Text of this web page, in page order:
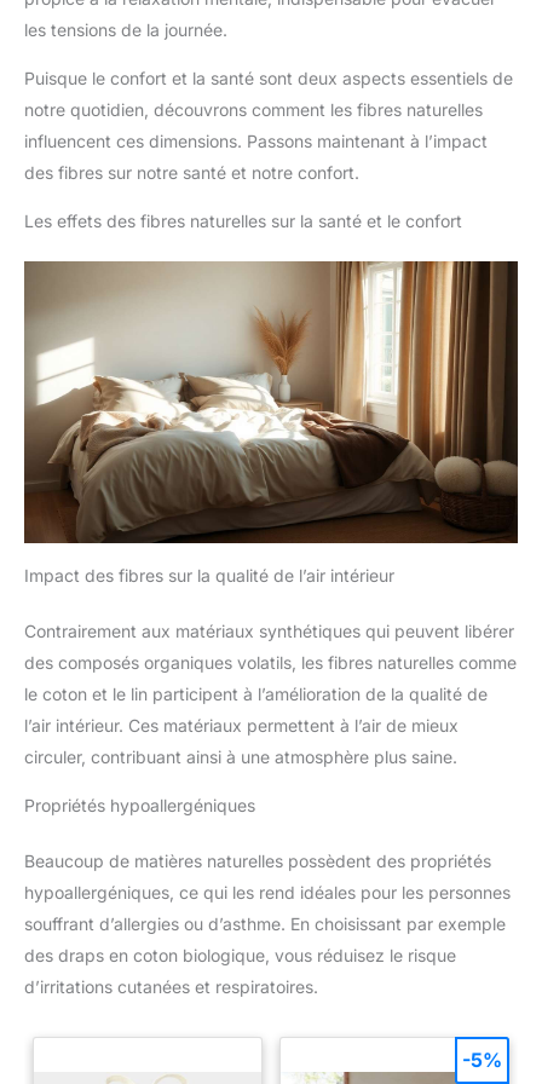
les tensions de la journée.
Puisque le confort et la santé sont deux aspects essentiels de
notre quotidien, découvrons comment les fibres naturelles
influencent ces dimensions. Passons maintenant à l’impact
des fibres sur notre santé et notre confort.
Les effets des fibres naturelles sur la santé et le confort
Impact des fibres sur la qualité de l’air intérieur
Contrairement aux matériaux synthétiques qui peuvent libérer
des composés organiques volatils, les fibres naturelles comme
le coton et le lin participent à l’amélioration de la qualité de
l’air intérieur. Ces matériaux permettent à l’air de mieux
circuler, contribuant ainsi à une atmosphère plus saine.
Propriétés hypoallergéniques
Beaucoup de matières naturelles possèdent des propriétés
hypoallergéniques, ce qui les rend idéales pour les personnes
souffrant d’allergies ou d’asthme. En choisissant par exemple
des draps en coton biologique, vous réduisez le risque
d’irritations cutanées et respiratoires.
-5%